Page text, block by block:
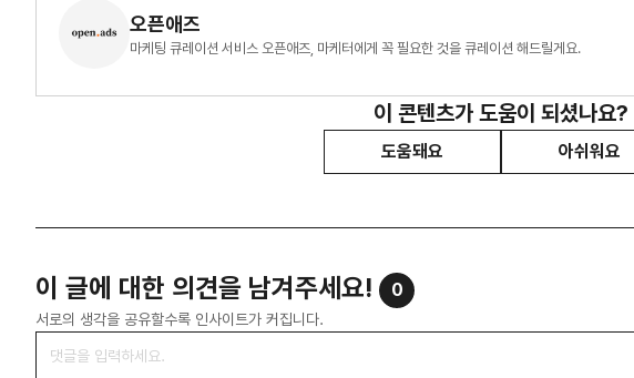
오픈애즈
마케팅 큐레이션 서비스 오픈애즈, 마케터에게 꼭 필요한 것을 큐레이션 해드릴게요.
이 콘텐츠가 도움이 되셨나요?
도움돼요 아쉬워요
이 글에 대한 의견을 남겨주세요! 0
서로의 생각을 공유할수록 인사이트가 커집니다.